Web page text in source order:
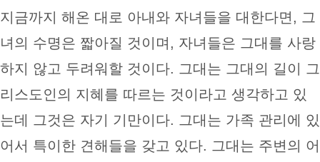
지금까지 해온 대로 아내와 자녀들을 대한다면, 그
녀의 수명은 짧아질 것이며, 자녀들은 그대를 사랑
하지 않고 두려워할 것이다. 그대는 그대의 길이 그
리스도인의 지혜를 따르는 것이라고 생각하고 있
는데 그것은 자기 기만이다. 그대는 가족 관리에 있
어서 특이한 견해들을 갖고 있다. 그대는 주변의 어